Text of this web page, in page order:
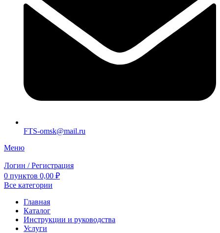
FTS-omsk@mail.ru
Меню
Логин / Регистрация
0 пунктов 0,00 ₽
Все категории
Главная
Каталог
Инструкции и руководства
Услуги